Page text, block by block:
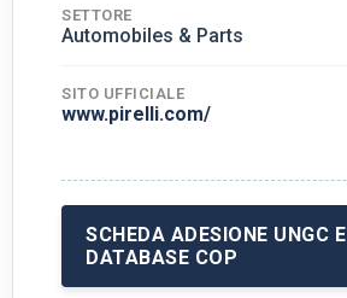
SETTORE
Automobiles & Parts
SITO UFFICIALE
www.pirelli.com/
SCHEDA ADESIONE UNGC E
DATABASE COP